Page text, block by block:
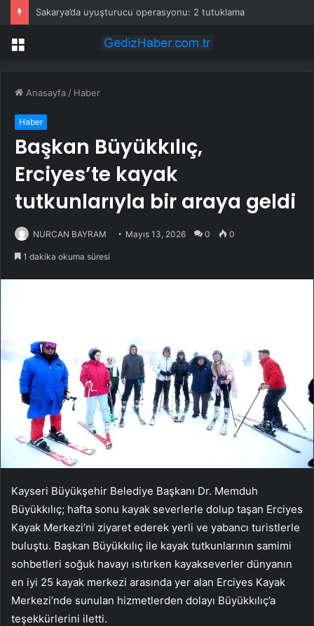
Sakarya’da uyuşturucu operasyonu: 2 tutuklama
Menü
Anasayfa / Haber
Haber
Başkan Büyükkılıç,
Erciyes’te kayak
tutkunlarıyla bir araya geldi
NURCAN BAYRAM Mayıs 13, 2026 0 0
1 dakika okuma süresi
Kayseri Büyükşehir Belediye Başkanı Dr. Memduh
Büyükkılıç; hafta sonu kayak severlerle dolup taşan Erciyes
Kayak Merkezi’ni ziyaret ederek yerli ve yabancı turistlerle
buluştu. Başkan Büyükkılıç ile kayak tutkunlarının samimi
sohbetleri soğuk havayı ısıtırken kayakseverler dünyanın
en iyi 25 kayak merkezi arasında yer alan Erciyes Kayak
Merkezi’nde sunulan hizmetlerden dolayı Büyükkılıç’a
teşekkürlerini iletti.